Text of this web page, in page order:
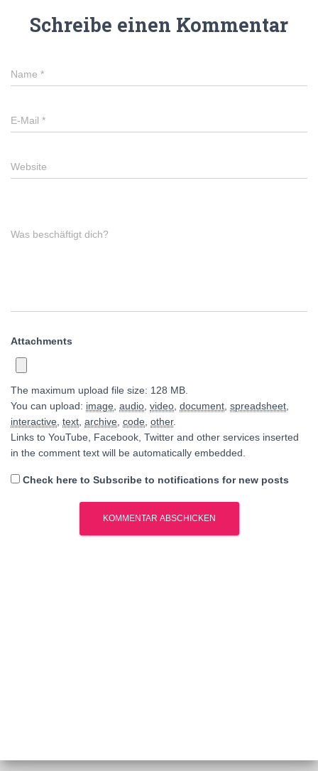
Schreibe einen Kommentar
Name *
E-Mail *
Website
Was beschäftigt dich?
Attachments
The maximum upload file size: 128 MB.
You can upload: image audio video document spreadsheet
interactive text archive code other.
Links to YouTube, Facebook, Twitter and other services inserted
in the comment text will be automatically embedded.
Check here to Subscribe to notifications for new posts